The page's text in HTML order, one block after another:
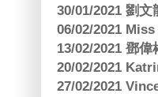
30/01/2021 劉
06/02/2021
13/02/2021 鄧
20/02/2021
27/02/2021